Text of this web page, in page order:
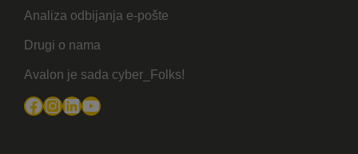
Analiza odbijanja e-pošte
Drugi o nama
Avalon je sada cyber_Folks!
Facebook
Instagram
LinkedIn
YouTube